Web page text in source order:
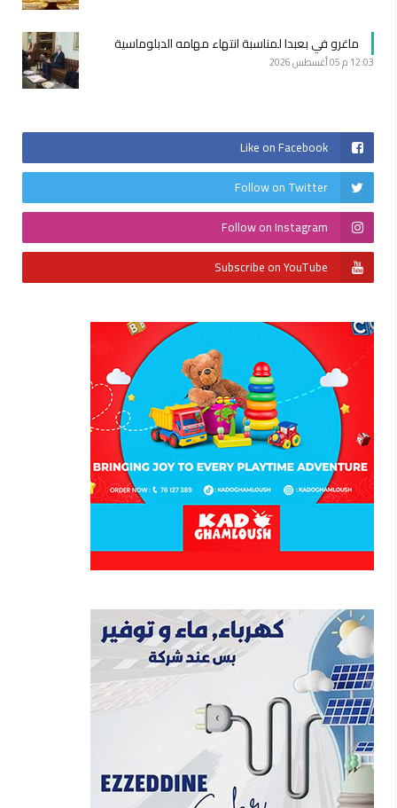
ماغرو في بعبدا لمناسبة انتهاء مهامه الدبلوماسية
12:03 م 05 أغسطس 2026
Like on Facebook
Follow on Twitter
Follow on Instagram
Subscribe on YouTube